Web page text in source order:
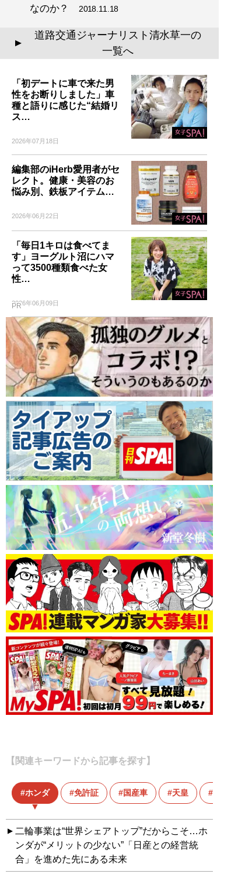
なのか？2018.11.18
▲
道路交通ジャーナリスト清水草一の
一覧へ
「初デートに車で来た男
性をお断りしました」車
種と語りに感じた“結婚リ
ス…
2026年07月18日
編集部のiHerb愛用者がセ
レクト。健康・美容のお
悩み別、鉄板アイテム…
2026年06月22日
「毎日1キロは食べてま
す」ヨーグルト沼にハマ
って3500種類食べた女
性…
2026年06月09日
PR
【関連キーワードから記事を探す】
ホンダ 免許証 国産車 天皇
二輪事業は“世界シェアトップ”だからこそ…ホ
ンダが“メリットの少ない”「日産との経営統
合」を進めた先にある未来